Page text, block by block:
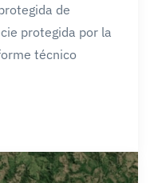
de
protegida por la
técnico